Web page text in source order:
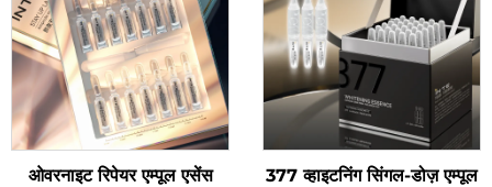
ओवरनाइट रिपेयर एम्पूल एसेंस
377 व्हाइटनिंग सिंगल-डोज़ एम्पूल